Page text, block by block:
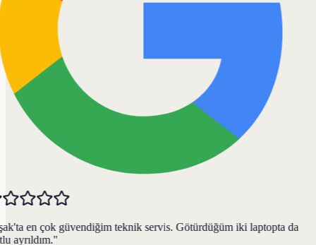
en çok güvendiğim teknik servis. Götürdüğüm iki laptopta da
ayrıldım."